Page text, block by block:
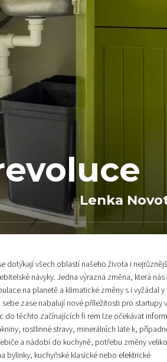
Lenka
dotýkají všech oblastí našeho života i
návyky. Jedna výrazná změna, která nás
na planetě a klimatické změny s i vyžádal y
zase nabalují nové příležitosti pro startupy v
do těchto začínajících fi rem lze očekávat
rostlinné stravy, minerálních láte k,
a nádobí do kuchyně, potřebu změny
bylinky, kuchyňské klasické nebo elektrické